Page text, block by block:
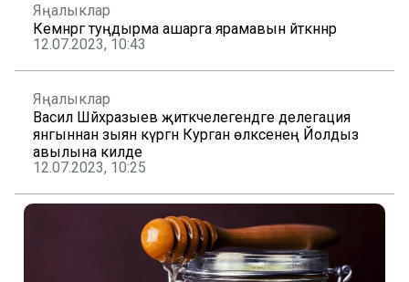
Яңалыклар
Кемнәргә туңдырма ашарга ярамавын әйткәннәр
12.07.2023, 10:43
Яңалыклар
Васил Шәйхразыев җитәкчелегендәге делегация
янгыннан зыян күргән Курган өлкәсенең Йолдыз
авылына килде
12.07.2023, 10:25